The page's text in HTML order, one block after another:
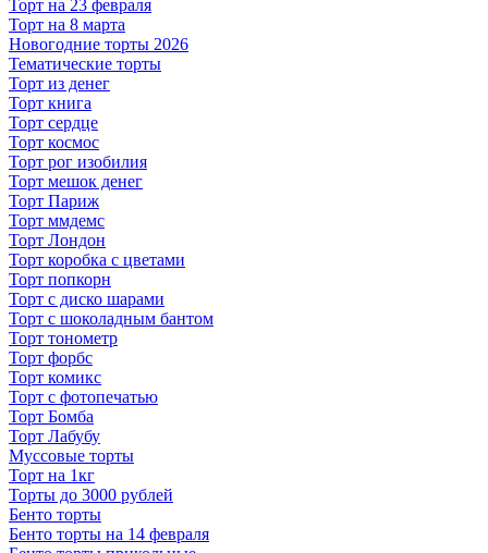
Торт на 23 февраля
Торт на 8 марта
Новогодние торты 2026
Тематические торты
Торт из денег
Торт книга
Торт сердце
Торт космос
Торт рог изобилия
Торт мешок денег
Торт Париж
Торт ммдемс
Торт Лондон
Торт коробка с цветами
Торт попкорн
Торт с диско шарами
Торт с шоколадным бантом
Торт тонометр
Торт форбс
Торт комикс
Торт с фотопечатью
Торт Бомба
Торт Лабубу
Муссовые торты
Торт на 1кг
Торты до 3000 рублей
Бенто торты
Бенто торты на 14 февраля